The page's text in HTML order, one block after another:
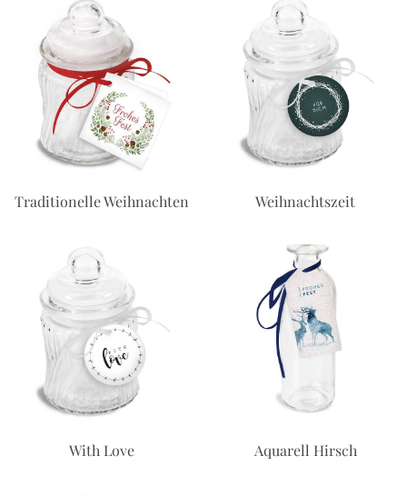
Traditionelle Weihnachten Weihnachtszeit
With Love Aquarell Hirsch